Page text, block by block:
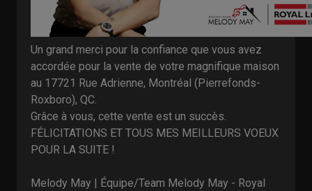
Un grand merci pour la confiance que vous avez
accordée pour la vente de votre magnifique maison
au 17721 Rue Adrienne, Montréal (Pierrefonds-
Roxboro), QC.
Grâce à vous, cette vente est un succès.
FÉLICITATIONS ET TOUS MES MEILLEURS VOEUX
POUR LA SUITE !
Melody May | Équipe/Team Melody May - Royal